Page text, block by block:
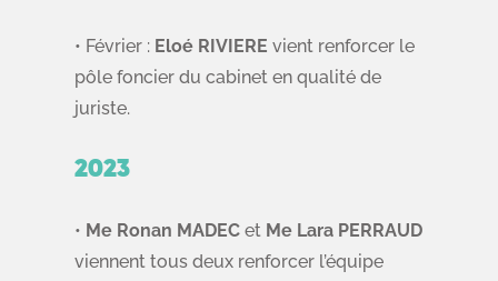
• Février : Eloé RIVIERE vient renforcer le
pôle foncier du cabinet en qualité de
juriste.
2023
• Me Ronan MADEC et Me Lara PERRAUD
viennent tous deux renforcer l’équipe